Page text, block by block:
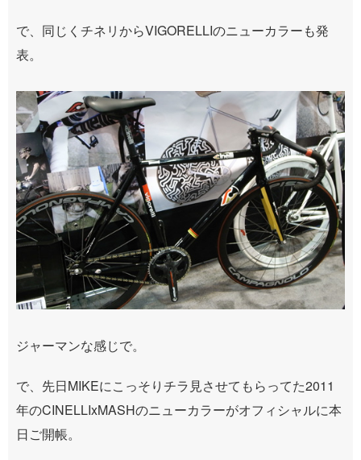
で、同じくチネリからVIGORELLIのニューカラーも発
表。
ジャーマンな感じで。
で、先日MIKEにこっそりチラ見させてもらってた2011
年のCINELLIxMASHのニューカラーがオフィシャルに本
日ご開帳。